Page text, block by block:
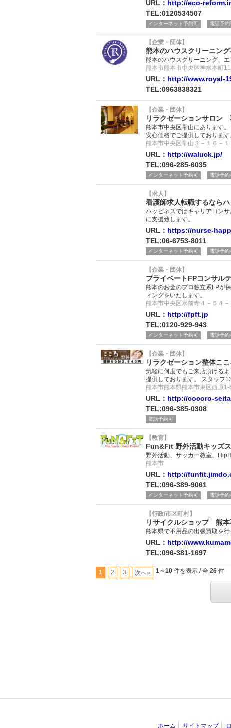
URL： http://eco-
TEL:0120534507
インターネット予約可 電話予約
【企業・団体】
熊本のハウスクリーニン
熊本のハウスクリーニング、
熊本市熊本市中央区神水本町
URL： http://www.royal-
TEL:0963838321
【企業・団体】
リラクゼーションサロン
熊本市中央区帯山にあります
安心価格でご提供しておりま
熊本市中央区帯山３－１６－１
URL： http://waluck.jp/
TEL:096-285-6035
インターネット予約可 電話予約
【求人】
看護師求人転職するなら
ハッピネスではキャリアコン
に支援致します。
URL： https://nurse-
TEL:06-6753-8011
インターネット予約可 電話予約
【企業・団体】
プライベートFPコンサル
熊本のお金のプロ独立系FPが
ィングをいたします。
熊本市中央区水前寺４－５４－
URL： http://fpft.jp
TEL:0120-929-943
インターネット予約可 電話予約
【企業・団体】
リラクゼーション整体ここ
気軽に何度でもご来店頂ける
提供しております。 スタッフ
熊本市熊本県熊本市東区西原
URL： http://cocoro-
TEL:096-385-0308
電話予約可
【教育】
Fun&Fit 野外活動キッズ
野外活動、サッカー教室、
熊本市
URL： http://
TEL:096-389-9061
インターネット予約可 電話予約
【行政/市区町村】
リサイクルショップ 熊
熊本県で不用品の出張買取を
URL： http://
TEL:096-381-1697
1 2 3 次へ» 1～10 件を表示 / 全 26 件
ホーム サイトマップ